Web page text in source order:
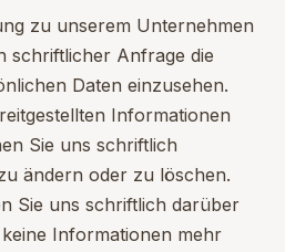
zu unserem Unternehmen
schriftlicher Anfrage die
Daten einzusehen.
Informationen
Sie uns schriftlich
ändern oder zu löschen.
Sie uns schriftlich darüber
Informationen mehr